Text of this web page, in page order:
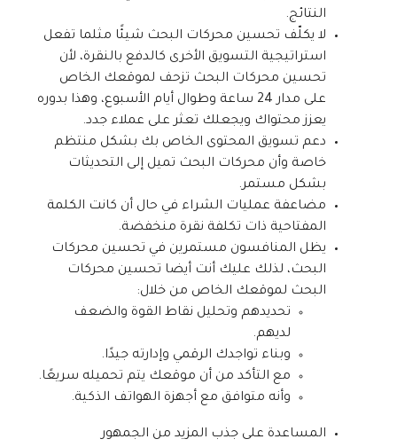
النتائج.
لا يكلّف تحسين محركات البحث شيئًا مثلما تفعل
استراتيجية التسويق الأخرى كالدفع بالنقرة، لأن
تحسين محركات البحث تزحف لموقعك الخاص
على مدار 24 ساعة وطوال أيام الأسبوع، وهذا بدوره
يعزز محتواك ويجعلك تعثر على عملاء جدد.
دعم تسويق المحتوى الخاص بك بشكل منتظم
خاصة وأن محركات البحث تميل إلى التحديثات
بشكل مستمر.
مضاعفة عمليات الشراء في حال أن كانت الكلمة
المفتاحية ذات تكلفة نقرة منخفضة.
يظل المنافسون مستمرين في تحسين محركات
البحث، لذلك عليك أنت أيضا تحسين محركات
البحث لموقعك الخاص من خلال:
تحديدهم وتحليل نقاط القوة والضعف
لديهم.
وبناء تواجدك الرقمي وإدارته جيدًا.
مع التأكد من أن موقعك يتم تحميله سريعًا.
وأنه متوافق مع أجهزة الهواتف الذكية.
المساعدة على جذب المزيد من الجمهور